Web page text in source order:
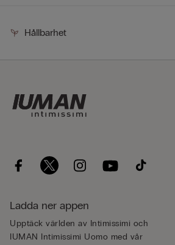
Hållbarhet
Ladda ner appen
Upptäck världen av Intimissimi och
IUMAN Intimissimi Uomo med vår